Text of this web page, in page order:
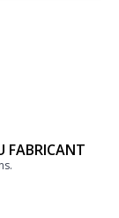
FABRICANT